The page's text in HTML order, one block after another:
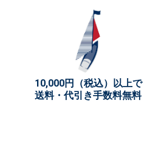
10,000円（税込）以上で
送料・代引き手数料無料